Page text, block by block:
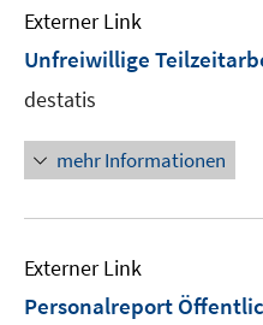
Externer Link
Unfreiwillige
destatis
mehr Informationen
Externer Link
Personalreport